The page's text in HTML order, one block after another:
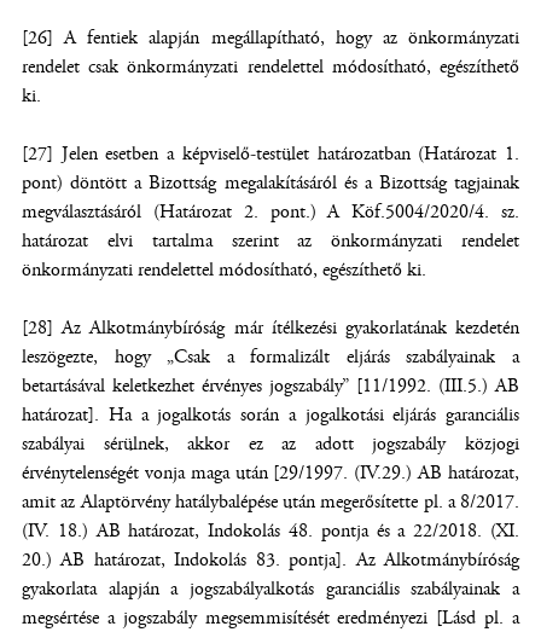
[26] A fentiek alapján megállapítható, hogy az önkormányzati
rendelet csak önkormányzati rendelettel módosítható, egészíthető
ki.
[27] Jelen esetben a képviselő-testület határozatban (Határozat 1.
pont) döntött a Bizottság megalakításáról és a Bizottság tagjainak
megválasztásáról (Határozat 2. pont.) A Köf.5004/2020/4. sz.
határozat elvi tartalma szerint az önkormányzati rendelet
önkormányzati rendelettel módosítható, egészíthető ki.
[28] Az Alkotmánybíróság már ítélkezési gyakorlatának kezdetén
leszögezte, hogy „Csak a formalizált eljárás szabályainak a
betartásával keletkezhet érvényes jogszabály” [11/1992. (III.5.) AB
határozat]. Ha a jogalkotás során a jogalkotási eljárás garanciális
szabályai sérülnek, akkor ez az adott jogszabály közjogi
érvénytelenségét vonja maga után [29/1997. (IV.29.) AB határozat,
amit az Alaptörvény hatálybalépése után megerősítette pl. a 8/2017.
(IV. 18.) AB határozat, Indokolás 48. pontja és a 22/2018. (XI.
20.) AB határozat, Indokolás 83. pontja]. Az Alkotmánybíróság
gyakorlata alapján a jogszabályalkotás garanciális szabályainak a
megsértése a jogszabály megsemmisítését eredményezi [Lásd pl. a